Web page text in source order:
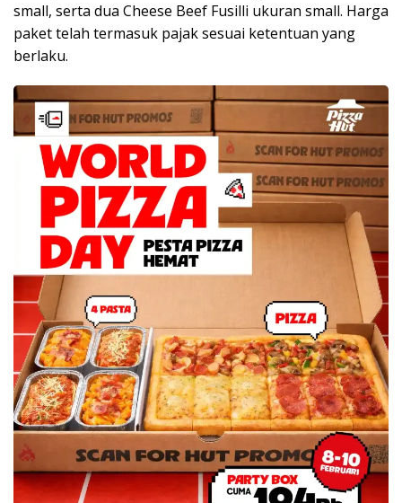
small, serta dua Cheese Beef Fusilli ukuran small. Harga
paket telah termasuk pajak sesuai ketentuan yang
berlaku.